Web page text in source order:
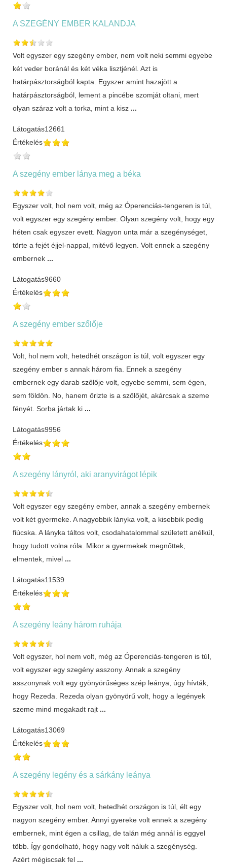
A SZEGÉNY EMBER KALANDJA
Volt egyszer egy szegény ember, nem volt neki semmi egyebe
két veder boránál és két véka lisztjénél. Azt is
határpásztorságból kapta. Egyszer amint hazajött a
határpásztorságból, lement a pincébe szomját oltani, mert
olyan száraz volt a torka, mint a kisz ...
Látogatás12661
Értékelés
A szegény ember lánya meg a béka
Egyszer volt, hol nem volt, még az Óperenciás-tengeren is túl,
volt egyszer egy szegény ember. Olyan szegény volt, hogy egy
héten csak egyszer evett. Nagyon unta már a szegénységet,
törte a fejét éjjel-nappal, mitévő legyen. Volt ennek a szegény
embernek ...
Látogatás9660
Értékelés
A szegény ember szőlője
Volt, hol nem volt, hetedhét országon is túl, volt egyszer egy
szegény ember s annak három fia. Ennek a szegény
embernek egy darab szőlője volt, egyebe semmi, sem égen,
sem földön. No, hanem őrizte is a szőlőjét, akárcsak a szeme
fényét. Sorba jártak ki ...
Látogatás9956
Értékelés
A szegény lányról, aki aranyvirágot lépik
Volt egyszer egy szegény ember, annak a szegény embernek
volt két gyermeke. A nagyobbik lányka volt, a kisebbik pedig
fiúcska. A lányka táltos volt, csodahatalommal született anélkül,
hogy tudott volna róla. Mikor a gyermekek megnőttek,
elmentek, mivel ...
Látogatás11539
Értékelés
A szegény leány három ruhája
Volt egyszer, hol nem volt, még az Óperenciás-tengeren is túl,
volt egyszer egy szegény asszony. Annak a szegény
asszonynak volt egy gyönyörűséges szép leánya, úgy hívták,
hogy Rezeda. Rezeda olyan gyönyörű volt, hogy a legények
szeme mind megakadt rajt ...
Látogatás13069
Értékelés
A szegény legény és a sárkány leánya
Egyszer volt, hol nem volt, hetedhét országon is túl, élt egy
nagyon szegény ember. Annyi gyereke volt ennek a szegény
embernek, mint égen a csillag, de talán még annál is eggyel
több. Így gondolható, hogy nagy volt náluk a szegénység.
Azért mégiscsak fel ...